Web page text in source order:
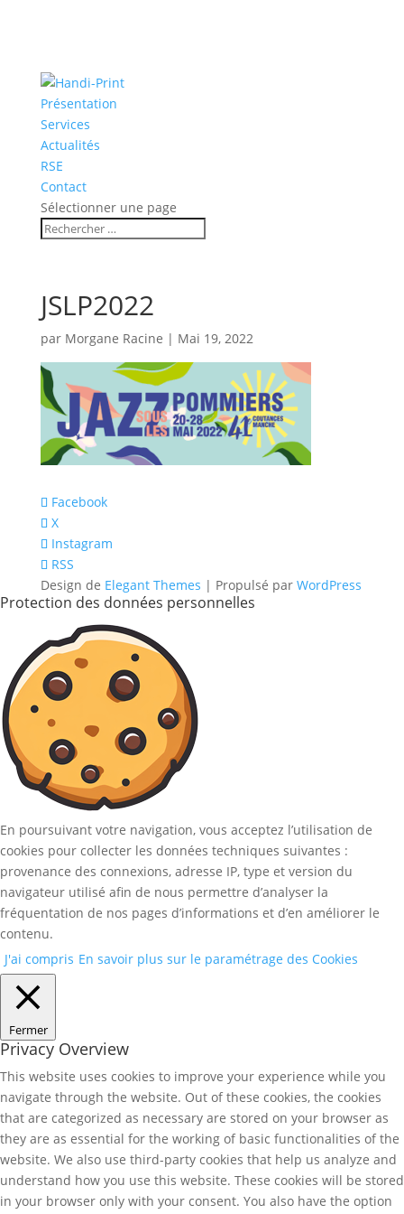
Présentation
Services
Actualités
RSE
Contact
Sélectionner une page
JSLP2022
par Morgane Racine | Mai 19, 2022
Facebook
X
Instagram
RSS
Design de Elegant Themes | Propulsé par WordPress
Protection des données personnelles
En poursuivant votre navigation, vous acceptez l’utilisation de
cookies pour collecter les données techniques suivantes :
provenance des connexions, adresse IP, type et version du
navigateur utilisé afin de nous permettre d’analyser la
fréquentation de nos pages d’informations et d’en améliorer le
contenu.
J'ai compris En savoir plus sur le paramétrage des Cookies
Fermer
Privacy Overview
This website uses cookies to improve your experience while you
navigate through the website. Out of these cookies, the cookies
that are categorized as necessary are stored on your browser as
they are as essential for the working of basic functionalities of the
website. We also use third-party cookies that help us analyze and
understand how you use this website. These cookies will be stored
in your browser only with your consent. You also have the option